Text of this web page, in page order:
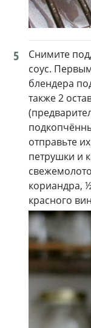
5
Снимите
соус.
блендера
также 2
отправьте
петрушки и
кориандра,
красного